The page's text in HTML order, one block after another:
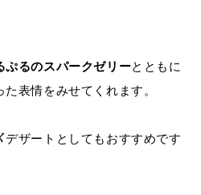
ぷるのスパークゼリーとともに
表情をみせてくれます。
ザートとしてもおすすめです